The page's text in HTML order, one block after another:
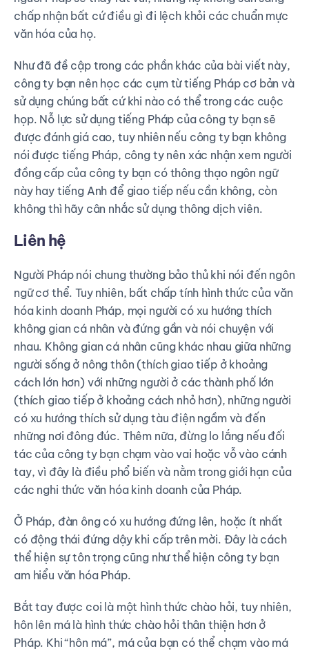
chấp nhận bất cứ điều gì đi lệch khỏi các chuẩn mực
văn hóa của họ.
Như đã đề cập trong các phần khác của bài viết này,
công ty bạn nên học các cụm từ tiếng Pháp cơ bản và
sử dụng chúng bất cứ khi nào có thể trong các cuộc
họp. Nỗ lực sử dụng tiếng Pháp của công ty bạn sẽ
được đánh giá cao, tuy nhiên nếu công ty bạn không
nói được tiếng Pháp, công ty nên xác nhận xem người
đồng cấp của công ty bạn có thông thạo ngôn ngữ
này hay tiếng Anh để giao tiếp nếu cần không, còn
không thì hãy cân nhắc sử dụng thông dịch viên.
Liên hệ
Người Pháp nói chung thường bảo thủ khi nói đến ngôn
ngữ cơ thể. Tuy nhiên, bất chấp tính hình thức của văn
hóa kinh doanh Pháp, mọi người có xu hướng thích
không gian cá nhân và đứng gần và nói chuyện với
nhau. Không gian cá nhân cũng khác nhau giữa những
người sống ở nông thôn (thích giao tiếp ở khoảng
cách lớn hơn) với những người ở các thành phố lớn
(thích giao tiếp ở khoảng cách nhỏ hơn), những người
có xu hướng thích sử dụng tàu điện ngầm và đến
những nơi đông đúc. Thêm nữa, đừng lo lắng nếu đối
tác của công ty bạn chạm vào vai hoặc vỗ vào cánh
tay, vì đây là điều phổ biến và nằm trong giới hạn của
các nghi thức văn hóa kinh doanh của Pháp.
Ở Pháp, đàn ông có xu hướng đứng lên, hoặc ít nhất
có động thái đứng dậy khi cấp trên mời. Đây là cách
thể hiện sự tôn trọng cũng như thể hiện công ty bạn
am hiểu văn hóa Pháp.
Bắt tay được coi là một hình thức chào hỏi, tuy nhiên,
hôn lên má là hình thức chào hỏi thân thiện hơn ở
Pháp. Khi “hôn má”, má của bạn có thể chạm vào má